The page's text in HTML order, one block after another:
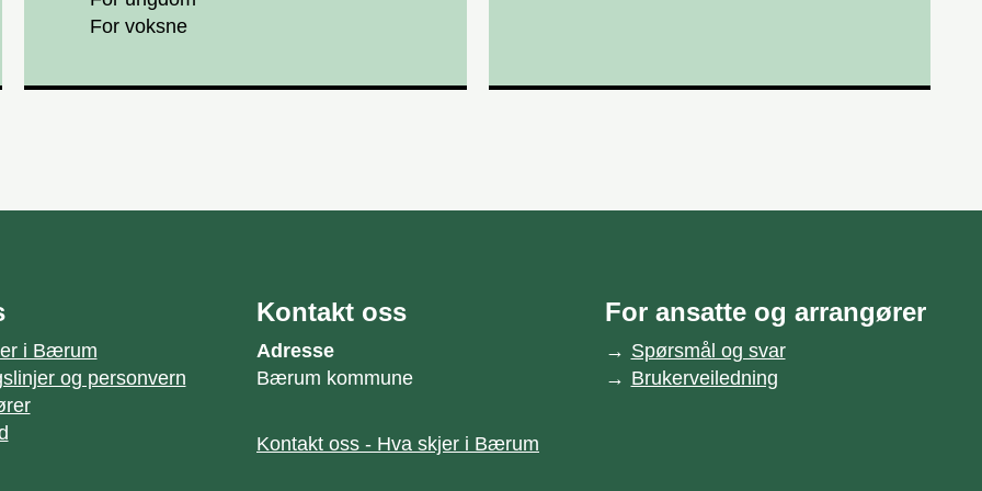
For voksne
i Bærum
og personvern
Kontakt oss
Adresse
Bærum kommune
Kontakt oss - Hva skjer i Bærum
For ansatte og arrangører
Spørsmål og svar
Brukerveiledning